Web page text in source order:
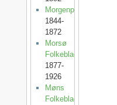
Morgenposten
1844-
1872
Morsø
Folkeblad
1877-
1926
Møns
Folkeblad